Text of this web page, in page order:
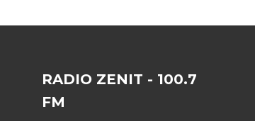
RADIO ZENIT - 100.7
FM